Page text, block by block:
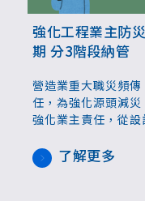
強化工程業主防
期 分3階段納管
營造業重大職災頻
任，為強化源頭減災
強化業主責任，從
最高可處300萬元罰
告後將給予緩衝期，
了解更多